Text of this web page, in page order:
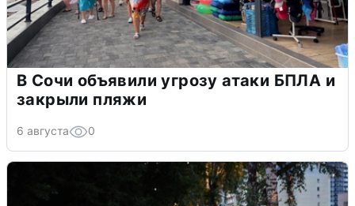
В Сочи объявили угрозу атаки БПЛА и
закрыли пляжи
6 августа 0